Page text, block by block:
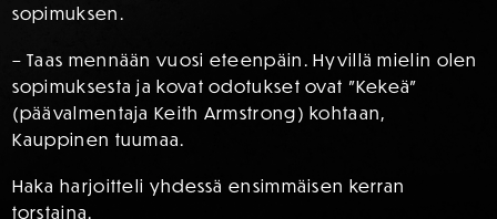
sopimuksen.
– Taas mennään vuosi eteenpäin. Hyvillä mielin olen
sopimuksesta ja kovat odotukset ovat ”Kekeä”
(päävalmentaja Keith Armstrong) kohtaan,
Kauppinen tuumaa.
Haka harjoitteli yhdessä ensimmäisen kerran
torstaina.